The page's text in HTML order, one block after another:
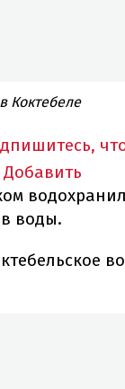
Коктебеле
Добавить
воды.